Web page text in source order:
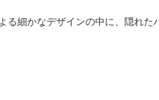
る細かなデザインの中に、隠れた